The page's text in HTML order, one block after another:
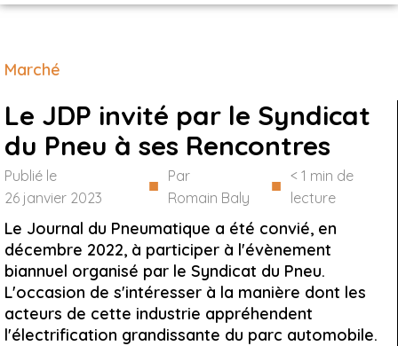
Marché
Le JDP invité par le Syndicat
du Pneu à ses Rencontres
Publié le
26 janvier 2023
■ Par
Romain Baly
■ < 1 min de
lecture
Le Journal du Pneumatique a été convié, en
décembre 2022, à participer à l'évènement
biannuel organisé par le Syndicat du Pneu.
L'occasion de s'intéresser à la manière dont les
acteurs de cette industrie appréhendent
l'électrification grandissante du parc automobile.